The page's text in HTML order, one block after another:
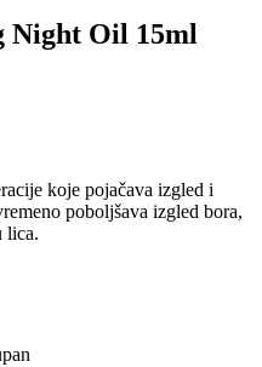
Night Oil 15ml
koje pojačava izgled i
poboljšava izgled bora,
lica.